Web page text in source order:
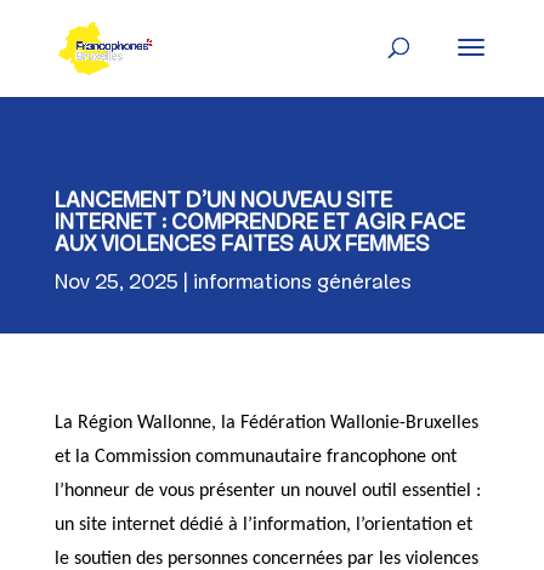
content
LANCEMENT D’UN NOUVEAU SITE
INTERNET : COMPRENDRE ET AGIR FACE
AUX VIOLENCES FAITES AUX FEMMES
Nov 25, 2025 informations générales
La Région Wallonne, la Fédération Wallonie-Bruxelles
et la Commission communautaire francophone ont
l’honneur de vous présenter un nouvel outil essentiel :
un site internet dédié à l’information, l’orientation et
le soutien des personnes concernées par les violences